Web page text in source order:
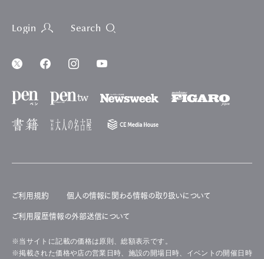
Login Search
ご利用規約 個人の情報に関わる情報の取り扱いについて
ご利用履歴情報の外部送信について
※当サイトに記載の価格は原則、総額表示です。
※掲載された価格や店の営業日時、施設の開場日時、イベントの開催日時